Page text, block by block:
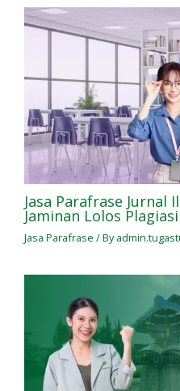
Jasa Parafrase Jurnal
Jaminan Lolos
Jasa Parafrase / By